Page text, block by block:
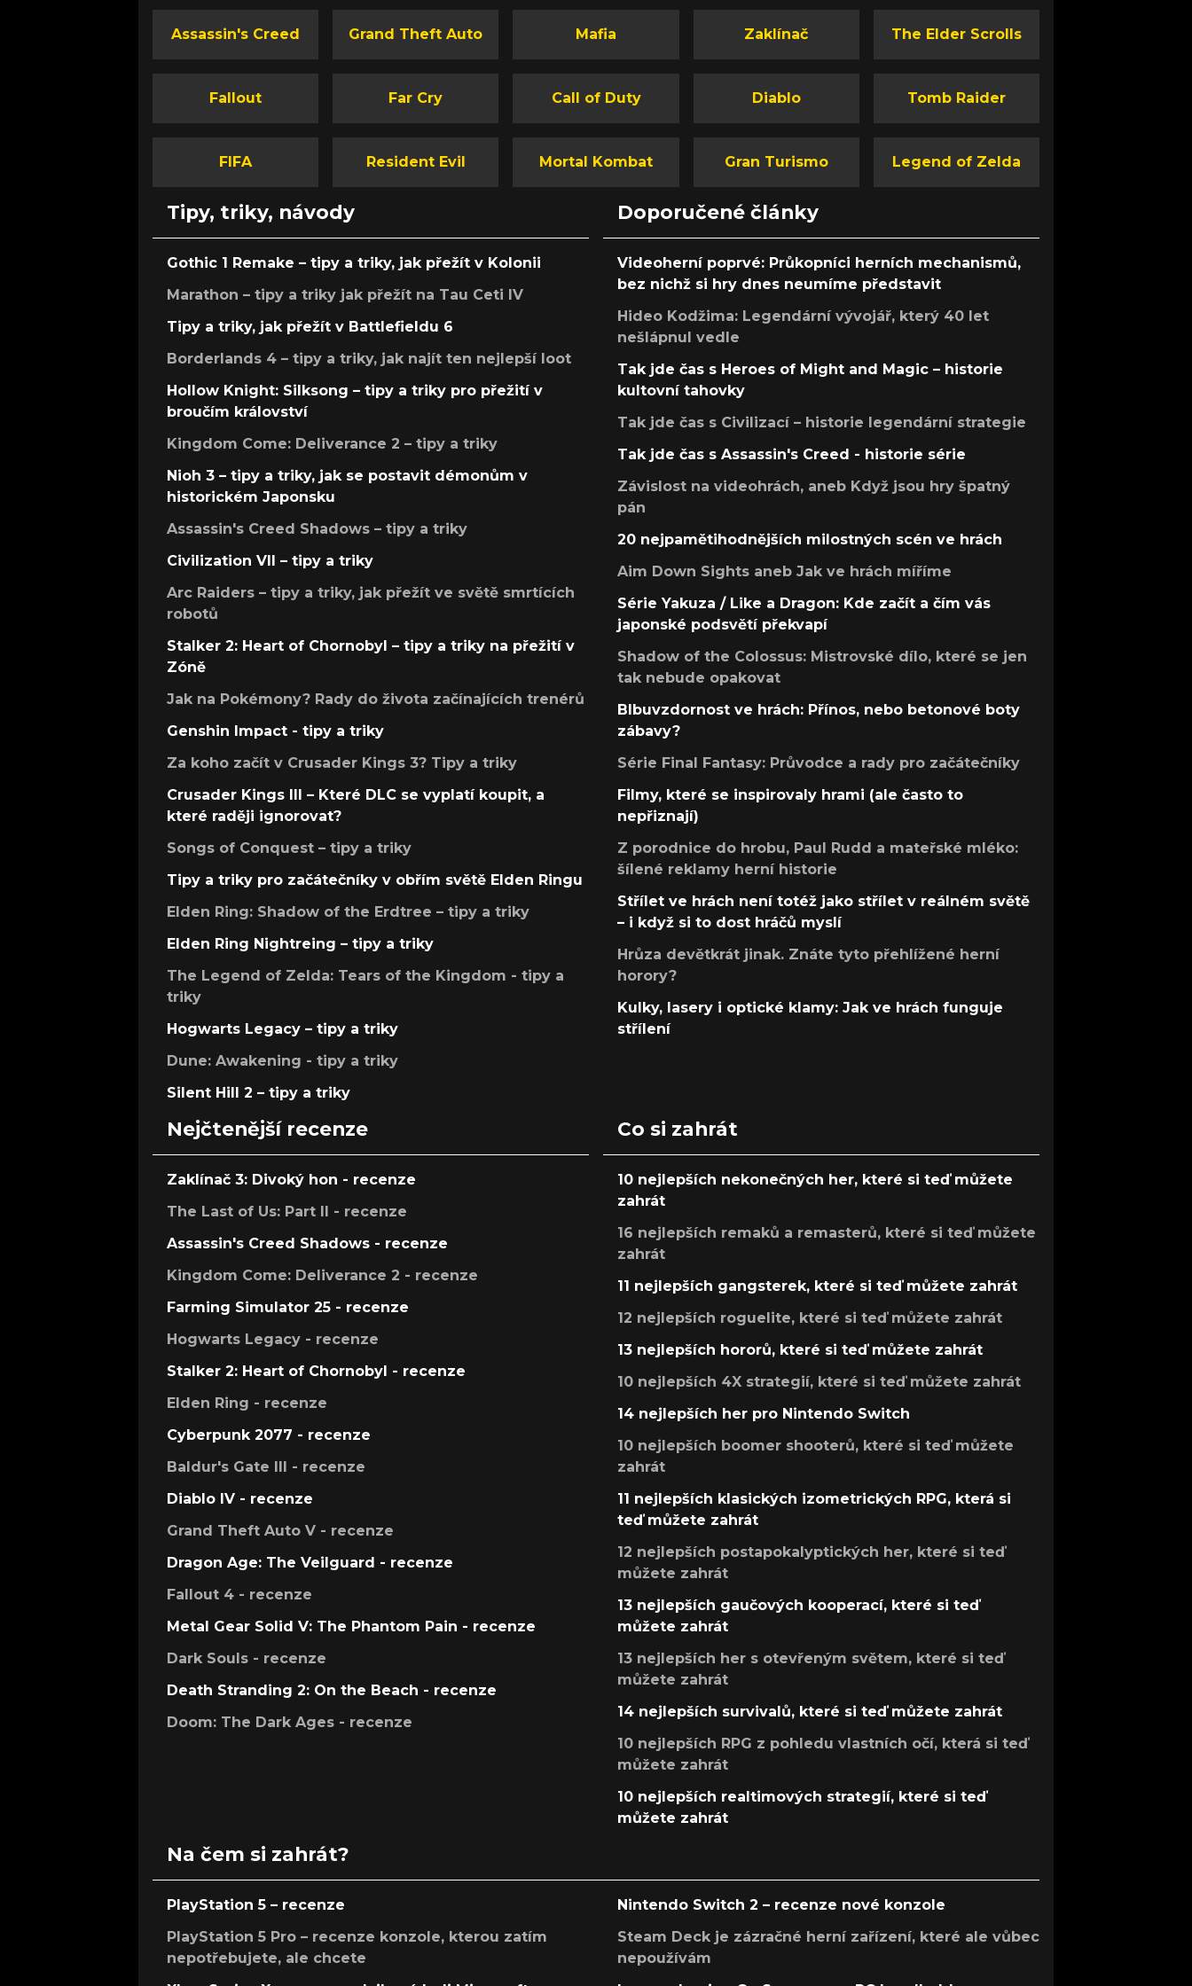
neviditelnosti v praxi. Ze všeho nejlepší je ale
stejně hudební podkres, který se v druhé
polovině změní v něco úžasného. Nevíte
náhodou, co je to za kapelu / zpěvačku? Jen
Assassin's Creed Grand Theft Auto Mafia Zaklínač The Elder Scrolls
Fallout Far Cry Call of Duty Diablo Tomb Raider
FIFA Resident Evil Mortal Kombat Gran Turismo Legend of Zelda
Tipy, triky, návody
Gothic 1 Remake – tipy a triky, jak přežít v Kolonii
Marathon – tipy a triky jak přežít na Tau Ceti IV
Tipy a triky, jak přežít v Battlefieldu 6
Borderlands 4 – tipy a triky, jak najít ten nejlepší loot
Hollow Knight: Silksong – tipy a triky pro přežití v
broučím království
Kingdom Come: Deliverance 2 – tipy a triky
Nioh 3 – tipy a triky, jak se postavit démonům v
historickém Japonsku
Assassin's Creed Shadows – tipy a triky
Civilization VII – tipy a triky
Arc Raiders – tipy a triky, jak přežít ve světě smrtících
robotů
Stalker 2: Heart of Chornobyl – tipy a triky na přežití v
Zóně
Jak na Pokémony? Rady do života začínajících trenérů
Genshin Impact - tipy a triky
Za koho začít v Crusader Kings 3? Tipy a triky
Crusader Kings III – Které DLC se vyplatí koupit, a
které raději ignorovat?
Songs of Conquest – tipy a triky
Tipy a triky pro začátečníky v obřím světě Elden Ringu
Elden Ring: Shadow of the Erdtree – tipy a triky
Elden Ring Nightreing – tipy a triky
The Legend of Zelda: Tears of the Kingdom - tipy a
triky
Hogwarts Legacy – tipy a triky
Dune: Awakening - tipy a triky
Silent Hill 2 – tipy a triky
Doporučené články
Videoherní poprvé: Průkopníci herních mechanismů,
bez nichž si hry dnes neumíme představit
Hideo Kodžima: Legendární vývojář, který 40 let
nešlápnul vedle
Tak jde čas s Heroes of Might and Magic – historie
kultovní tahovky
Tak jde čas s Civilizací – historie legendární strategie
Tak jde čas s Assassin's Creed - historie série
Závislost na videohrách, aneb Když jsou hry špatný
pán
20 nejpamětihodnějších milostných scén ve hrách
Aim Down Sights aneb Jak ve hrách míříme
Série Yakuza / Like a Dragon: Kde začít a čím vás
japonské podsvětí překvapí
Shadow of the Colossus: Mistrovské dílo, které se jen
tak nebude opakovat
Blbuvzdornost ve hrách: Přínos, nebo betonové boty
zábavy?
Série Final Fantasy: Průvodce a rady pro začátečníky
Filmy, které se inspirovaly hrami (ale často to
nepřiznají)
Z porodnice do hrobu, Paul Rudd a mateřské mléko:
šílené reklamy herní historie
Střílet ve hrách není totéž jako střílet v reálném světě
– i když si to dost hráčů myslí
Hrůza devětkrát jinak. Znáte tyto přehlížené herní
horory?
Kulky, lasery i optické klamy: Jak ve hrách funguje
střílení
Nejčtenější recenze
Zaklínač 3: Divoký hon - recenze
The Last of Us: Part II - recenze
Assassin's Creed Shadows - recenze
Kingdom Come: Deliverance 2 - recenze
Farming Simulator 25 - recenze
Hogwarts Legacy - recenze
Stalker 2: Heart of Chornobyl - recenze
Elden Ring - recenze
Cyberpunk 2077 - recenze
Baldur's Gate III - recenze
Diablo IV - recenze
Grand Theft Auto V - recenze
Dragon Age: The Veilguard - recenze
Fallout 4 - recenze
Metal Gear Solid V: The Phantom Pain - recenze
Dark Souls - recenze
Death Stranding 2: On the Beach - recenze
Doom: The Dark Ages - recenze
Co si zahrát
10 nejlepších nekonečných her, které si teď můžete
zahrát
16 nejlepších remaků a remasterů, které si teď můžete
zahrát
11 nejlepších gangsterek, které si teď můžete zahrát
12 nejlepších roguelite, které si teď můžete zahrát
13 nejlepších hororů, které si teď můžete zahrát
10 nejlepších 4X strategií, které si teď můžete zahrát
14 nejlepších her pro Nintendo Switch
10 nejlepších boomer shooterů, které si teď můžete
zahrát
11 nejlepších klasických izometrických RPG, která si
teď můžete zahrát
12 nejlepších postapokalyptických her, které si teď
můžete zahrát
13 nejlepších gaučových kooperací, které si teď
můžete zahrát
13 nejlepších her s otevřeným světem, které si teď
můžete zahrát
14 nejlepších survivalů, které si teď můžete zahrát
10 nejlepších RPG z pohledu vlastních očí, která si teď
můžete zahrát
10 nejlepších realtimových strategií, které si teď
můžete zahrát
Na čem si zahrát?
PlayStation 5 – recenze
PlayStation 5 Pro – recenze konzole, kterou zatím
nepotřebujete, ale chcete
Nintendo Switch 2 – recenze nové konzole
Steam Deck je zázračné herní zařízení, které ale vůbec
nepoužívám